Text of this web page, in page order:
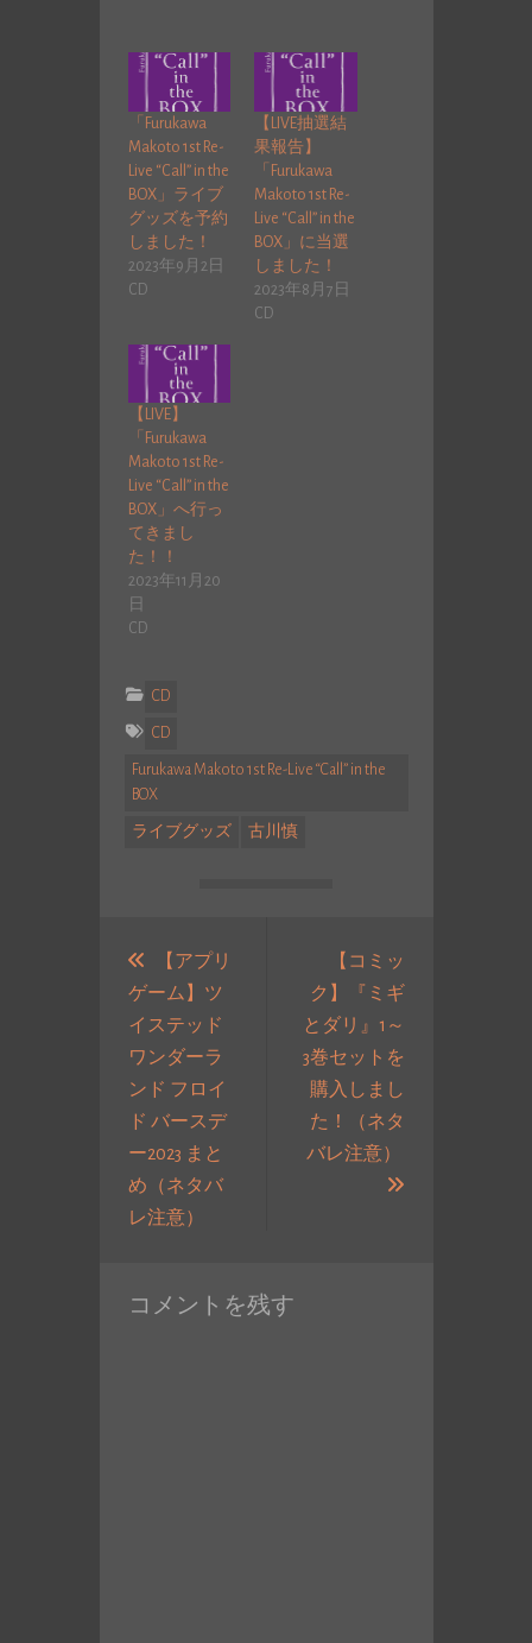
「Furukawa
Makoto 1st Re-
Live “Call” in the
BOX」ライブ
グッズを予約
しました！
2023年9月2日
CD
【LIVE抽選結
果報告】
「Furukawa
Makoto 1st Re-
Live “Call” in the
BOX」に当選
しました！
2023年8月7日
CD
【LIVE】
「Furukawa
Makoto 1st Re-
Live “Call” in the
BOX」へ行っ
てきまし
た！！
2023年11月20
日
CD
CD
CD
Furukawa Makoto 1st Re-Live “Call” in the
BOX
ライブグッズ 古川慎
【アプリ
ゲーム】ツ
イステッド
ワンダーラ
ンド フロイ
ド バースデ
ー2023 まと
め（ネタバ
レ注意）
投
【コミッ
ク】『ミギ
とダリ』1～
3巻セットを
購入しまし
た！（ネタ
バレ注意）
次
コメントを残す